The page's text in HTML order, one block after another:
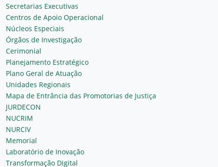
Secretarias Executivas
Centros de Apoio Operacional
Núcleos Especiais
Órgãos de Investigação
Cerimonial
Planejamento Estratégico
Plano Geral de Atuação
Unidades Regionais
Mapa de Entrância das Promotorias de Justiça
JURDECON
NUCRIM
NURCIV
Memorial
Laboratório de Inovação
Transformação Digital